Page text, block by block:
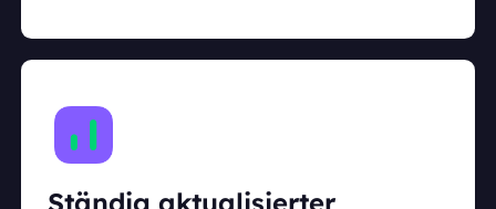
Ständig aktualisierter